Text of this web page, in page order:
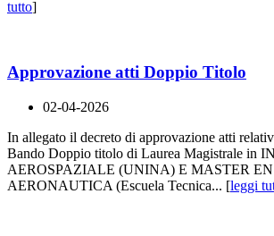
tutto]
Approvazione atti Doppio Titolo
02-04-2026
In allegato il decreto di approvazione atti
Bando Doppio titolo di Laurea Magistrale in
AEROSPAZIALE (UNINA) E MASTER
AERONAUTICA (Escuela Tecnica... [leggi